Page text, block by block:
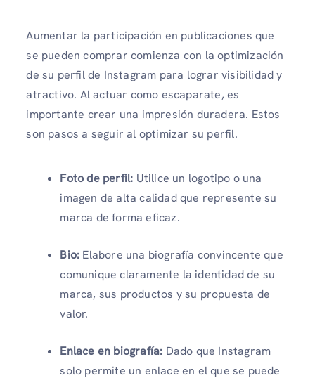
Aumentar la participación en publicaciones que
se pueden comprar comienza con la optimización
de su perfil de Instagram para lograr visibilidad y
atractivo. Al actuar como escaparate, es
importante crear una impresión duradera. Estos
son pasos a seguir al optimizar su perfil.
Foto de perfil: Utilice un logotipo o una
imagen de alta calidad que represente su
marca de forma eficaz.
Bio: Elabore una biografía convincente que
comunique claramente la identidad de su
marca, sus productos y su propuesta de
valor.
Enlace en biografía: Dado que Instagram
solo permite un enlace en el que se puede